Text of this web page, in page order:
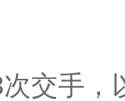
交手，